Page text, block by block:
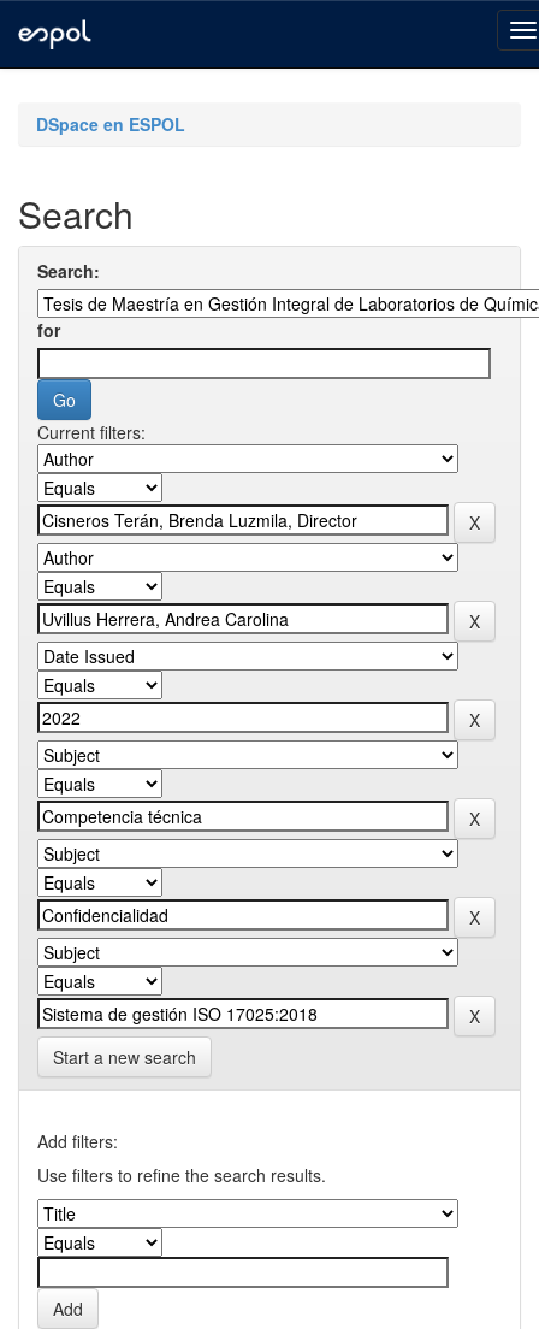
navigationDSpace en ESPOL
Search
Search:
for
Current filters:
Start a new search
Add filters:
Use filters to refine the search results.